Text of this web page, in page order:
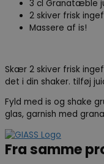
3 cl Granatæble
2 skiver frisk
Massere af is!
Skær 2 skiver frisk
det i din shaker. tilføj
Fyld med is og shake
glas, garnish med
Fra samme